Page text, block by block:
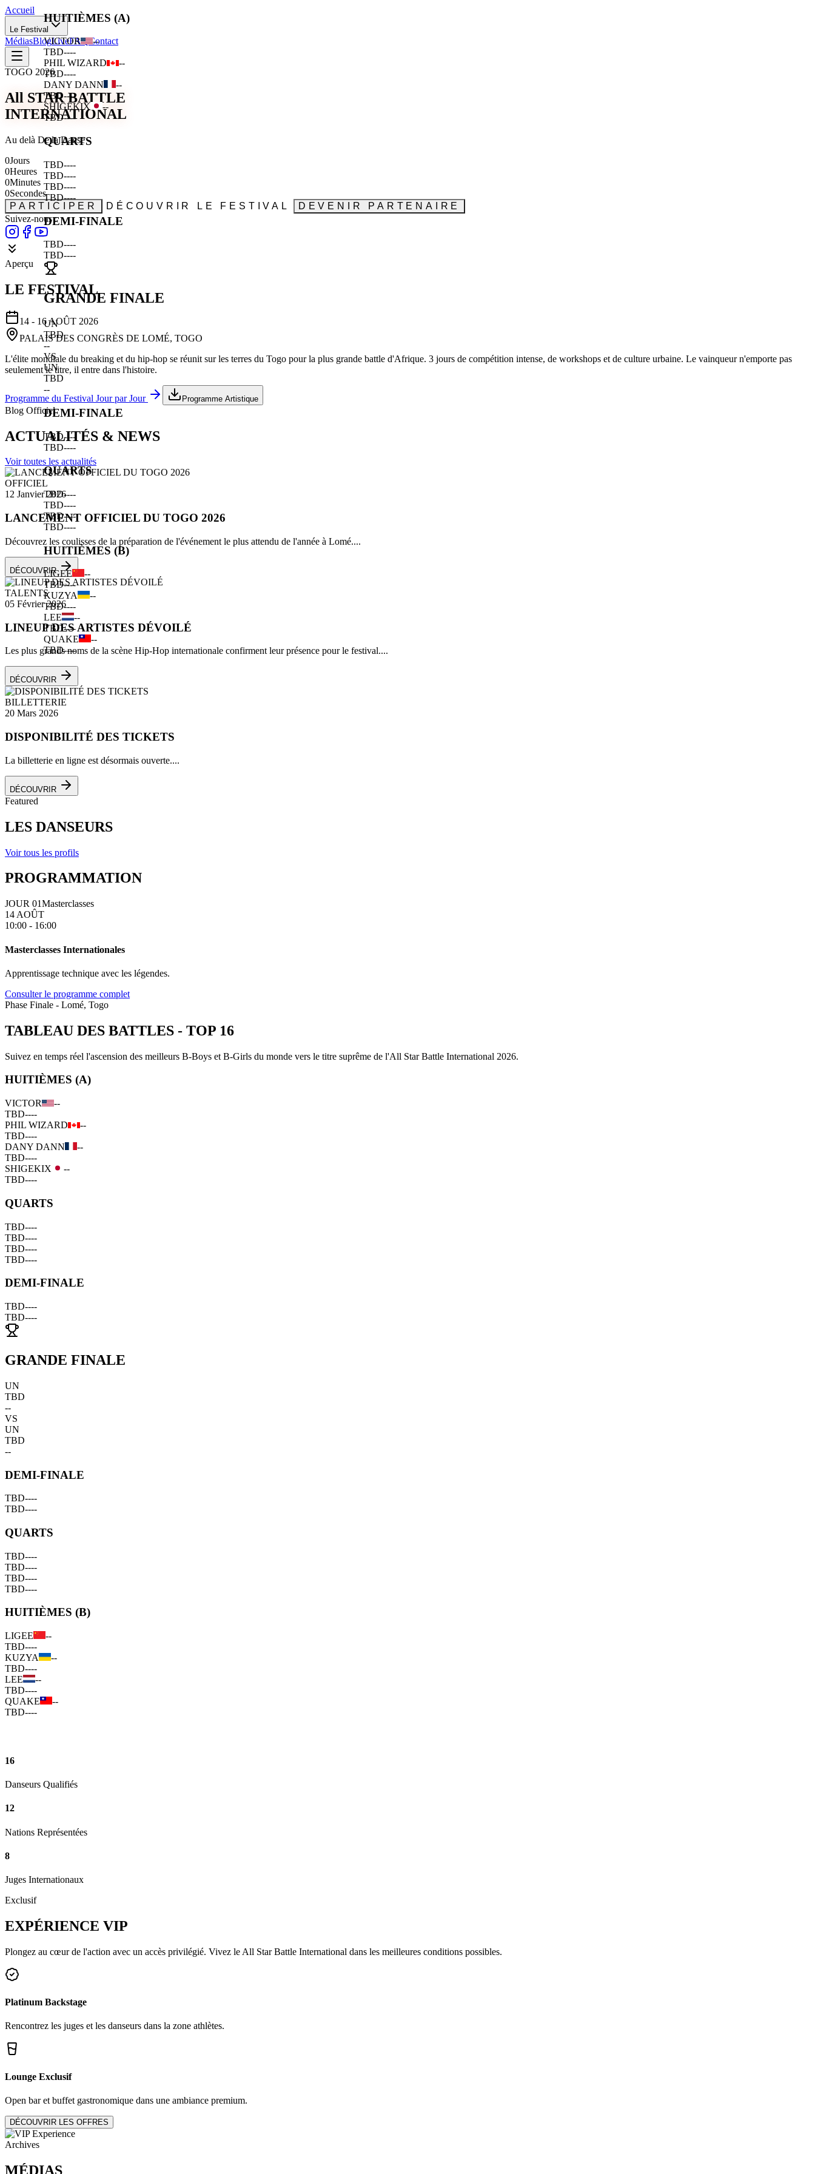
Accueil
Le Festival
MédiasBlogLiveFAQContact
TOGO 2026
All STAR BATTLE
INTERNATIONAL
Au delà De la Danse
0Jours
0Heures
0Minutes
0Secondes
PARTICIPER
DÉCOUVRIR LE FESTIVAL
DEVENIR PARTENAIRE
Suivez-nous :
Aperçu
LE FESTIVAL
14 - 16 AOÛT 2026
PALAIS DES CONGRÈS DE LOMÉ, TOGO
L'élite mondiale du breaking et du hip-hop se réunit sur les terres du Togo pour la plus grande battle d'Afrique. 3 jours de compétition intense, de workshops et de culture urbaine. Le vainqueur n'emporte pas
seulement le titre, il entre dans l'histoire.
Programme du Festival Jour par Jour Programme Artistique
Blog Officiel
ACTUALITÉS & NEWS
Voir toutes les actualités
OFFICIEL
12 Janvier 2026
LANCEMENT OFFICIEL DU TOGO 2026
Découvrez les coulisses de la préparation de l'événement le plus attendu de l'année à Lomé....
DÉCOUVRIR
TALENTS
05 Février 2026
LINEUP DES ARTISTES DÉVOILÉ
Les plus grands noms de la scène Hip-Hop internationale confirment leur présence pour le festival....
DÉCOUVRIR
BILLETTERIE
20 Mars 2026
DISPONIBILITÉ DES TICKETS
La billetterie en ligne est désormais ouverte....
DÉCOUVRIR
Featured
LES DANSEURS
Voir tous les profils
PROGRAMMATION
JOUR 01Masterclasses
14 AOÛT
10:00 - 16:00
Masterclasses Internationales
Apprentissage technique avec les légendes.
Consulter le programme complet
Phase Finale - Lomé, Togo
TABLEAU DES BATTLES - TOP 16
Suivez en temps réel l'ascension des meilleurs B-Boys et B-Girls du monde vers le titre suprême de l'All Star Battle International 2026.
HUITIÈMES (A)
VICTOR
--
TBD----
PHIL WIZARD
--
TBD----
DANY DANN
--
TBD----
SHIGEKIX
--
TBD----
QUARTS
TBD----
TBD----
TBD----
TBD----
DEMI-FINALE
TBD----
TBD----
GRANDE FINALE
UN
TBD
--
VS
UN
TBD
--
DEMI-FINALE
TBD----
TBD----
QUARTS
TBD----
TBD----
TBD----
TBD----
HUITIÈMES (B)
LIGEE
--
TBD----
KUZYA
--
TBD----
LEE
--
TBD----
QUAKE
--
TBD----
HUITIÈMES (A)
VICTOR
--
TBD----
PHIL WIZARD
--
TBD----
DANY DANN
--
TBD----
SHIGEKIX
--
TBD----
QUARTS
TBD----
TBD----
TBD----
TBD----
DEMI-FINALE
TBD----
TBD----
GRANDE FINALE
UN
TBD
--
VS
UN
TBD
--
DEMI-FINALE
TBD----
TBD----
QUARTS
TBD----
TBD----
TBD----
TBD----
HUITIÈMES (B)
LIGEE
--
TBD----
KUZYA
--
TBD----
LEE
--
TBD----
QUAKE
--
TBD----
16
Danseurs Qualifiés
12
Nations Représentées
8
Juges Internationaux
Exclusif
EXPÉRIENCE VIP
Plongez au cœur de l'action avec un accès privilégié. Vivez le All Star Battle International dans les meilleures conditions possibles.
Platinum Backstage
Rencontrez les juges et les danseurs dans la zone athlètes.
Lounge Exclusif
Open bar et buffet gastronomique dans une ambiance premium.
DÉCOUVRIR LES OFFRES
Archives
MÉDIAS